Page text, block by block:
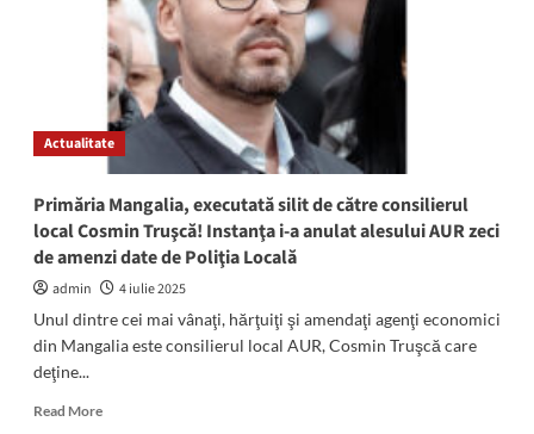
“Valeţii
primarului
ajunseseră
să-
mi
ceară
şpagă
euro,
la
un
an
când
deschisesem
Actualitate
Primăria Mangalia, executată silit de către consilierul
local Cosmin Truşcă! Instanţa i-a anulat alesului AUR zeci
de amenzi date de Poliţia Locală
admin
4 iulie 2025
Unul dintre cei mai vânaţi, hărţuiţi şi amendaţi agenţi economici
din Mangalia este consilierul local AUR, Cosmin Truşcă care
deţine...
Read MoreRead